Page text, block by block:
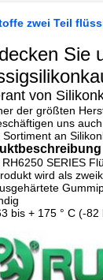
zwei Teil
Sie
von
der größten
uns
Sortiment an
RH6250 SERIES
wird als
bis + 175 ° C (-